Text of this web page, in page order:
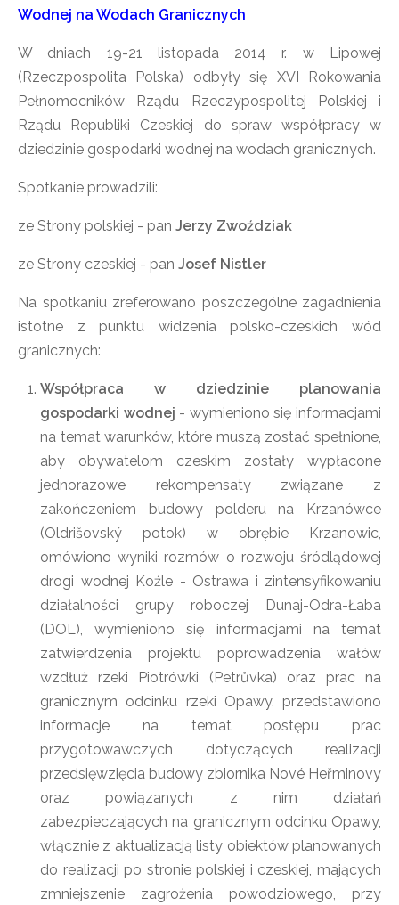
Wodnej na Wodach Granicznych
W dniach 19-21 listopada 2014 r. w Lipowej
(Rzeczpospolita Polska) odbyły się XVI Rokowania
Pełnomocników Rządu Rzeczypospolitej Polskiej i
Rządu Republiki Czeskiej do spraw współpracy w
dziedzinie gospodarki wodnej na wodach granicznych.
Spotkanie prowadzili:
ze Strony polskiej - pan Jerzy Zwoździak
ze Strony czeskiej - pan Josef Nistler
Na spotkaniu zreferowano poszczególne zagadnienia
istotne z punktu widzenia polsko-czeskich wód
granicznych:
Współpraca w dziedzinie planowania
gospodarki wodnej - wymieniono się informacjami
na temat warunków, które muszą zostać spełnione,
aby obywatelom czeskim zostały wypłacone
jednorazowe rekompensaty związane z
zakończeniem budowy polderu na Krzanówce
(Oldrišovský potok) w obrębie Krzanowic,
omówiono wyniki rozmów o rozwoju śródlądowej
drogi wodnej Koźle - Ostrawa i zintensyfikowaniu
działalności grupy roboczej Dunaj-Odra-Łaba
(DOL), wymieniono się informacjami na temat
zatwierdzenia projektu poprowadzenia wałów
wzdłuż rzeki Piotrówki (Petrůvka) oraz prac na
granicznym odcinku rzeki Opawy, przedstawiono
informacje na temat postępu prac
przygotowawczych dotyczących realizacji
przedsięwzięcia budowy zbiornika Nové Heřminovy
oraz powiązanych z nim działań
zabezpieczających na granicznym odcinku Opawy,
włącznie z aktualizacją listy obiektów planowanych
do realizacji po stronie polskiej i czeskiej, mających
zmniejszenie zagrożenia powodziowego, przy